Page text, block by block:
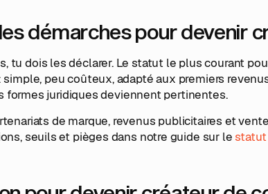
démarches pour devenir
tu dois les déclarer. Le statut le plus courant
peu coûteux, adapté aux premiers
formes juridiques deviennent pertinentes.
de marque, revenus publicitaires et
seuils et pièges dans notre guide sur lestatut